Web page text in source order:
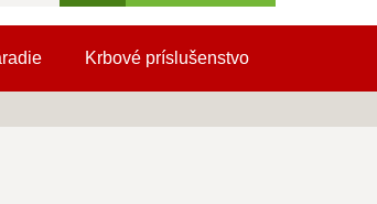
Krbové príslušenstvo